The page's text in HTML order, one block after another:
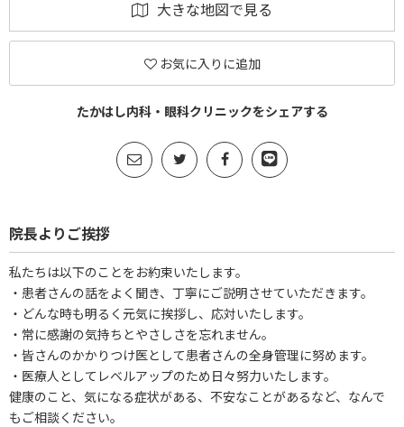
大きな地図で見る
お気に入りに追加
たかはし内科・眼科クリニックをシェアする
院長よりご挨拶
私たちは以下のことをお約束いたします。
・患者さんの話をよく聞き、丁寧にご説明させていただきます。
・どんな時も明るく元気に挨拶し、応対いたします。
・常に感謝の気持ちとやさしさを忘れません。
・皆さんのかかりつけ医として患者さんの全身管理に努めます。
・医療人としてレベルアップのため日々努力いたします。
健康のこと、気になる症状がある、不安なことがあるなど、なんで
もご相談ください。